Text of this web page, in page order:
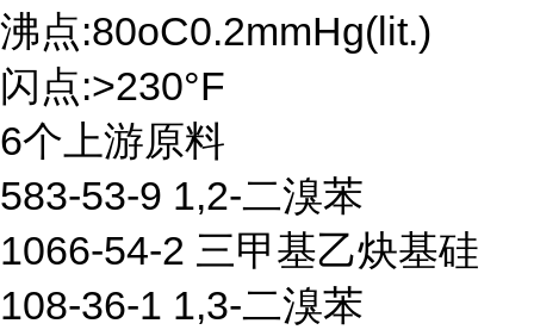
沸点:80oC0.2mmHg(lit.)
闪点:>230°F
6个上游原料
583-53-9 1,2-二溴苯
1066-54-2 三甲基乙炔基硅
108-36-1 1,3-二溴苯